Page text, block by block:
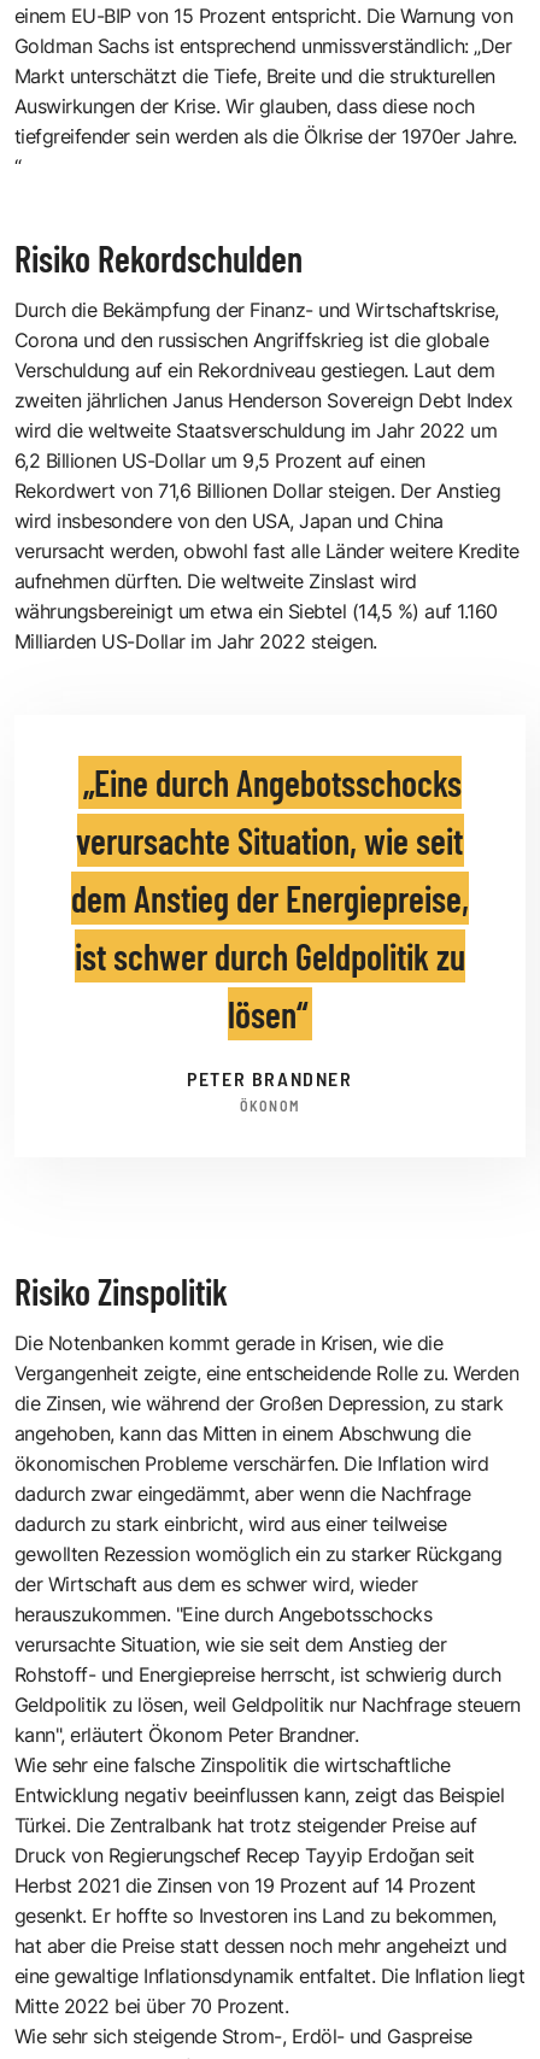
einem EU-BIP von 15 Prozent entspricht. Die Warnung von
Goldman Sachs ist entsprechend unmissverständlich: „Der
Markt unterschätzt die Tiefe, Breite und die strukturellen
Auswirkungen der Krise. Wir glauben, dass diese noch
tiefgreifender sein werden als die Ölkrise der 1970er Jahre.
“
Risiko Rekordschulden
Durch die Bekämpfung der Finanz- und Wirtschaftskrise,
Corona und den russischen Angriffskrieg ist die globale
Verschuldung auf ein Rekordniveau gestiegen. Laut dem
zweiten jährlichenJanus Henderson Sovereign Debt Index
wird die weltweite Staatsverschuldung im Jahr 2022 um
6,2 Billionen US-Dollar um 9,5 Prozent auf einen
Rekordwert von 71,6 Billionen Dollar steigen. Der Anstieg
wird insbesondere von den USA, Japan und China
verursacht werden, obwohl fast alle Länder weitere Kredite
aufnehmen dürften. Die weltweite Zinslast wird
währungsbereinigt um etwa ein Siebtel (14,5 %) auf 1.160
Milliarden US-Dollar im Jahr 2022 steigen.
Eine durch Angebotsschocks
verursachte Situation, wie seit
dem Anstieg der Energiepreise,
ist schwer durch Geldpolitik zu
lösen
PETER BRANDNER
ÖKONOM
Risiko Zinspolitik
Die Notenbanken kommt gerade in Krisen, wie die
Vergangenheit zeigte, eine entscheidende Rolle zu. Werden
die Zinsen, wie während der Großen Depression, zu stark
angehoben, kann das Mitten in einem Abschwung die
ökonomischen Probleme verschärfen. Die Inflation wird
dadurch zwar eingedämmt, aber wenn die Nachfrage
dadurch zu stark einbricht, wird aus einer teilweise
gewollten Rezession womöglich ein zu starker Rückgang
der Wirtschaft aus dem es schwer wird, wieder
herauszukommen. "Eine durch Angebotsschocks
verursachte Situation, wie sie seit dem Anstieg der
Rohstoff- und Energiepreise herrscht, ist schwierig durch
Geldpolitik zu lösen, weil Geldpolitik nur Nachfrage steuern
kann", erläutert Ökonom Peter Brandner.
Wie sehr eine falsche Zinspolitik die wirtschaftliche
Entwicklung negativ beeinflussen kann, zeigt das Beispiel
Türkei. Die Zentralbank hat trotz steigender Preise auf
Druck von Regierungschef Recep Tayyip Erdoğan seit
Herbst 2021 die Zinsen von 19 Prozent auf 14 Prozent
gesenkt. Er hoffte so Investoren ins Land zu bekommen,
hat aber die Preise statt dessen noch mehr angeheizt und
eine gewaltige Inflationsdynamik entfaltet. Die Inflation liegt
Mitte 2022 bei über 70 Prozent.
Wie sehr sich steigende Strom-, Erdöl- und Gaspreise